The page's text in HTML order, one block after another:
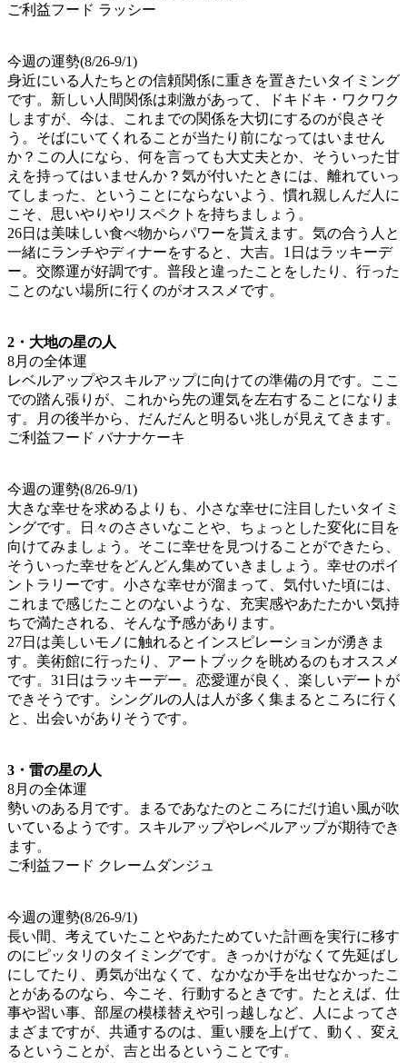
ご利益フード ラッシー
今週の運勢(8/26-9/1)
身近にいる人たちとの信頼関係に重きを置きたいタイミング
です。新しい人間関係は刺激があって、ドキドキ・ワクワク
しますが、今は、これまでの関係を大切にするのが良さそ
う。そばにいてくれることが当たり前になってはいません
か？この人になら、何を言っても大丈夫とか、そういった甘
えを持ってはいませんか？気が付いたときには、離れていっ
てしまった、ということにならないよう、慣れ親しんだ人に
こそ、思いやりやリスペクトを持ちましょう。
26日は美味しい食べ物からパワーを貰えます。気の合う人と
一緒にランチやディナーをすると、大吉。1日はラッキーデ
ー。交際運が好調です。普段と違ったことをしたり、行った
ことのない場所に行くのがオススメです。
2・大地の星の人
8月の全体運
レベルアップやスキルアップに向けての準備の月です。ここ
での踏ん張りが、これから先の運気を左右することになりま
す。月の後半から、だんだんと明るい兆しが見えてきます。
ご利益フード バナナケーキ
今週の運勢(8/26-9/1)
大きな幸せを求めるよりも、小さな幸せに注目したいタイミ
ングです。日々のささいなことや、ちょっとした変化に目を
向けてみましょう。そこに幸せを見つけることができたら、
そういった幸せをどんどん集めていきましょう。幸せのポイ
ントラリーです。小さな幸せが溜まって、気付いた頃には、
これまで感じたことのないような、充実感やあたたかい気持
ちで満たされる、そんな予感があります。
27日は美しいモノに触れるとインスピレーションが湧きま
す。美術館に行ったり、アートブックを眺めるのもオススメ
です。31日はラッキーデー。恋愛運が良く、楽しいデートが
できそうです。シングルの人は人が多く集まるところに行く
と、出会いがありそうです。
3・雷の星の人
8月の全体運
勢いのある月です。まるであなたのところにだけ追い風が吹
いているようです。スキルアップやレベルアップが期待でき
ます。
ご利益フード クレームダンジュ
今週の運勢(8/26-9/1)
長い間、考えていたことやあたためていた計画を実行に移す
のにピッタリのタイミングです。きっかけがなくて先延ばし
にしてたり、勇気が出なくて、なかなか手を出せなかったこ
とがあるのなら、今こそ、行動するときです。たとえば、仕
事や習い事、部屋の模様替えや引っ越しなど、人によってさ
まざまですが、共通するのは、重い腰を上げて、動く、変え
るということが、吉と出るということです。